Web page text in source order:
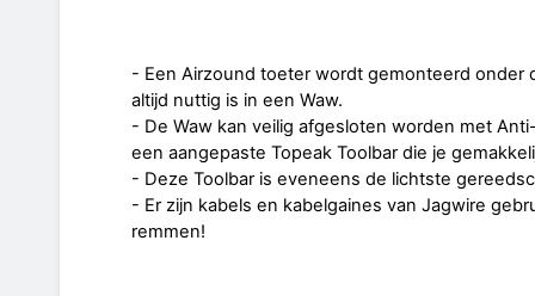
- Een Airzound toeter wordt gemonteerd
altijd nuttig is in een Waw.
- De Waw kan veilig afgesloten worden met
een aangepaste Topeak Toolbar die je
- Deze Toolbar is eveneens de lichtste
- Er zijn kabels en kabelgaines van Jagwire
remmen!